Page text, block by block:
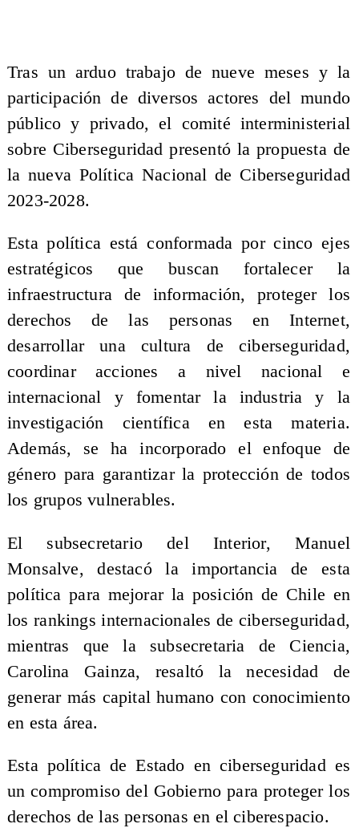
Tras un arduo trabajo de nueve meses y la
participación de diversos actores del mundo
público y privado, el comité interministerial
sobre Ciberseguridad presentó la propuesta de
la nueva Política Nacional de Ciberseguridad
2023-2028.
Esta política está conformada por cinco ejes
estratégicos que buscan fortalecer la
infraestructura de información, proteger los
derechos de las personas en Internet,
desarrollar una cultura de ciberseguridad,
coordinar acciones a nivel nacional e
internacional y fomentar la industria y la
investigación científica en esta materia.
Además, se ha incorporado el enfoque de
género para garantizar la protección de todos
los grupos vulnerables.
El subsecretario del Interior, Manuel
Monsalve, destacó la importancia de esta
política para mejorar la posición de Chile en
los rankings internacionales de ciberseguridad,
mientras que la subsecretaria de Ciencia,
Carolina Gainza, resaltó la necesidad de
generar más capital humano con conocimiento
en esta área.
Esta política de Estado en ciberseguridad es
un compromiso del Gobierno para proteger los
derechos de las personas en el ciberespacio.